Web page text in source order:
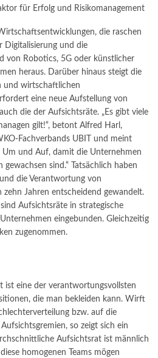
für Erfolg und Risikomanagement
die raschen
Digitalisierung und die
von Robotics, 5G oder künstlicher
heraus. Darüber hinaus steigt die
und wirtschaftlichen
eine neue Aufstellung von
die der Aufsichtsräte. „Es gibt viele
gilt!“, betont Alfred Harl,
Fachverbands UBIT und meint
und Auf, damit die Unternehmen
sind.“ Tatsächlich haben
die Verantwortung von
Jahren entscheidend gewandelt.
Aufsichtsräte in strategische
eingebunden. Gleichzeitig
zugenommen.
ist eine der verantwortungsvollsten
die man bekleiden kann. Wirft
bzw. auf die
so zeigt sich ein
Aufsichtsrat ist männlich
homogenen Teams mögen